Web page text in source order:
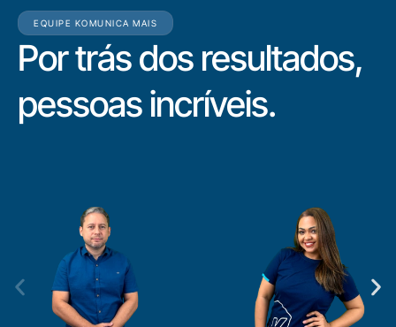
EQUIPE KOMUNICA MAIS
Por trás dos resultados,
pessoas incríveis.